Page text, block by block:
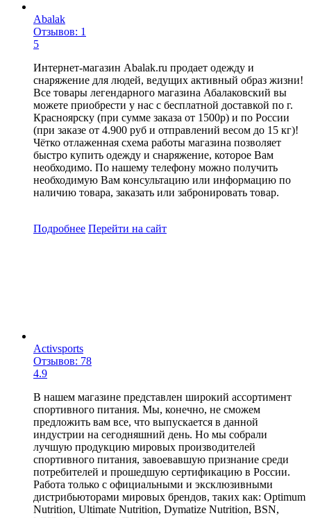
Abalak
Отзывов: 1
5
Интернет-магазин Abalak.ru продает одежду и
снаряжение для людей, ведущих активный образ жизни!
Все товары легендарного магазина Абалаковский вы
можете приобрести у нас с бесплатной доставкой по г.
Красноярску (при сумме заказа от 1500р) и по России
(при заказе от 4.900 руб и отправлений весом до 15 кг)!
Чётко отлаженная схема работы магазина позволяет
быстро купить одежду и снаряжение, которое Вам
необходимо. По нашему телефону можно получить
необходимую Вам консультацию или информацию по
наличию товара, заказать или забронировать товар.
Подробнее Перейти на сайт
Activsports
Отзывов: 78
4.9
В нашем магазине представлен широкий ассортимент
спортивного питания. Мы, конечно, не сможем
предложить вам все, что выпускается в данной
индустрии на сегодняшний день. Но мы собрали
лучшую продукцию мировых производителей
спортивного питания, завоевавшую признание среди
потребителей и прошедшую сертификацию в России.
Работа только с официальными и эксклюзивными
дистрибьюторами мировых брендов, таких как: Optimum
Nutrition, Ultimate Nutrition, Dymatize Nutrition, BSN,